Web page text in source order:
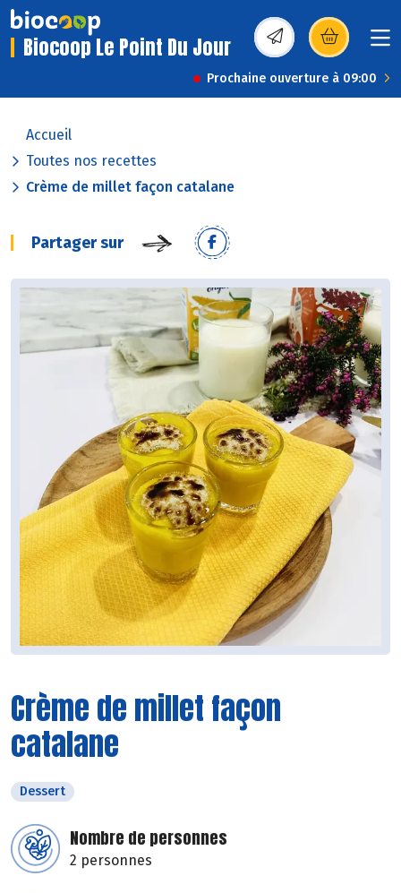
Biocoop Le Point Du Jour (s’ouvre dans une
Prochaine ouverture à 09:00
Accueil
Toutes nos recettes
Crème de millet façon catalane
Partager sur
Crème de millet façon
catalane
Dessert
Nombre de personnes
2 personnes